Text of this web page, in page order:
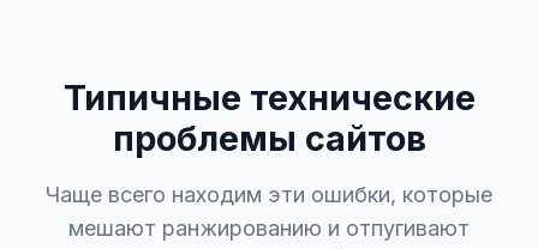
Типичные технические
проблемы сайтов
Чаще всего находим эти ошибки, которые
мешают ранжированию и отпугивают